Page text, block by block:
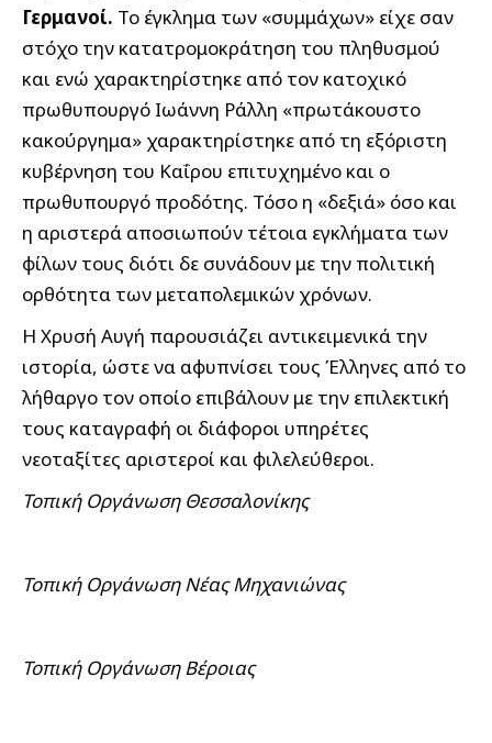
Γερμανοί. Το έγκλημα των «συμμάχων» είχε σαν
στόχο την κατατρομοκράτηση του πληθυσμού
και ενώ χαρακτηρίστηκε από τον κατοχικό
πρωθυπουργό Ιωάννη Ράλλη «πρωτάκουστο
κακούργημα» χαρακτηρίστηκε από τη εξόριστη
κυβέρνηση του Καΐρου επιτυχημένο και ο
πρωθυπουργό προδότης. Τόσο η «δεξιά» όσο και
η αριστερά αποσιωπούν τέτοια εγκλήματα των
φίλων τους διότι δε συνάδουν με την πολιτική
ορθότητα των μεταπολεμικών χρόνων.
Η Χρυσή Αυγή παρουσιάζει αντικειμενικά την
ιστορία, ώστε να αφυπνίσει τους Έλληνες από το
λήθαργο τον οποίο επιβάλουν με την επιλεκτική
τους καταγραφή οι διάφοροι υπηρέτες
νεοταξίτες αριστεροί και φιλελεύθεροι.
Τοπική Οργάνωση Θεσσαλονίκης
Τοπική Οργάνωση Νέας Μηχανιώνας
Τοπική Οργάνωση Βέροιας